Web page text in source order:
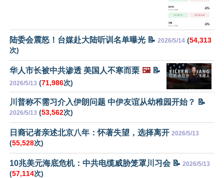
陆委会震怒！台媒赴大陆听训名单曝光 📝 2026/5/14 (54,313
次)
华人市长被中共渗透 美国人不寒而栗 🖼️📝
2026/5/13 (71,986次)
川普称不需习介入伊朗问题 中伊友谊从幼稚园开始？ 📝
2026/5/13 (53,562次)
日裔记者亲述北京八年：怀著失望，选择离开 2026/5/13
(55,528次)
10兆美元海底危机：中共电缆威胁笼罩川习会 📝 2026/5/13
(57,114次)